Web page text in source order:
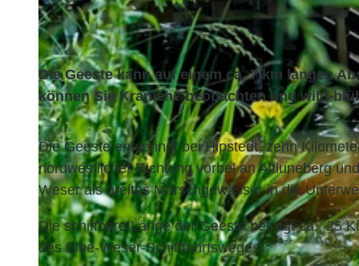
Die Geeste kann auf einem ca. 7 km langen
können Sie Kraniche beobachten und wild-
Die Geeste entspringt bei Hipstedt, zehn
nordwestlicher Richtung vorbei an Altluneberg
Weser als breites Marschgewässer in die
Die schiffbare Länge der Geeste beträgt ca. 25
des Elbe-Weser-Schifffahrtsweges.